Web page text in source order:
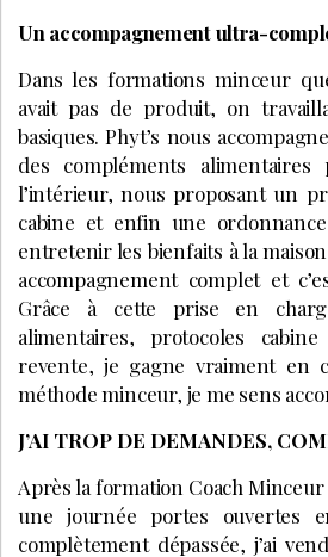
Un accompagnement ultra-
Dans les formations minceur
avait pas de produit, on
basiques. Phyt’s nous
des compléments
l’intérieur, nous proposant un
cabine et enfin une
entretenir les bienfaits à la
accompagnement complet et
Grâce à cette prise en
alimentaires, protocoles
revente, je gagne vraiment en
méthode minceur, je me sens
J’AI TROP DE DEMANDES,
Après la formation Coach Minceur
une journée portes ouvertes
complètement dépassée, j’ai